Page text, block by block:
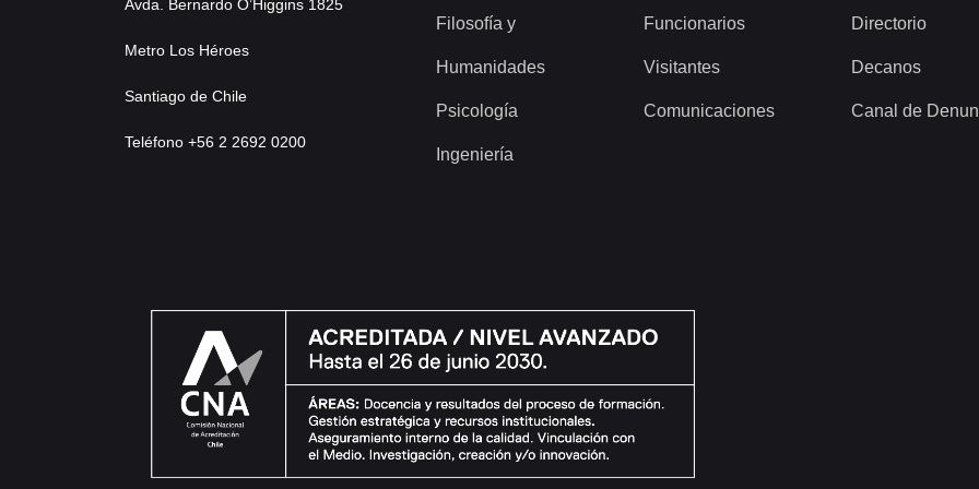
Avda. Bernardo O’Higgins 1825
Metro Los Héroes
Santiago de Chile
Teléfono +56 2 2692 0200
Filosofía y
Humanidades
Psicología
Ingeniería
Funcionarios
Visitantes
Comunicaciones
Directorio
Decanos
Canal de